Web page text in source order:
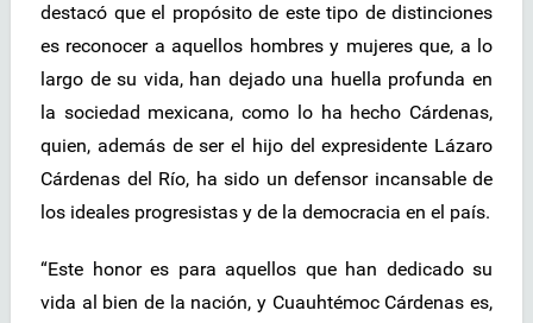
destacó que el propósito de este tipo de distinciones
es reconocer a aquellos hombres y mujeres que, a lo
largo de su vida, han dejado una huella profunda en
la sociedad mexicana, como lo ha hecho Cárdenas,
quien, además de ser el hijo del expresidente Lázaro
Cárdenas del Río, ha sido un defensor incansable de
los ideales progresistas y de la democracia en el país.
“Este honor es para aquellos que han dedicado su
vida al bien de la nación, y Cuauhtémoc Cárdenas es,